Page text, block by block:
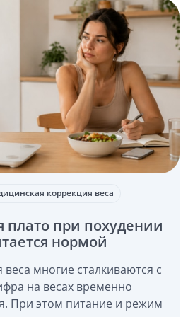
коррекция веса
плато при похудении
нормой
многие сталкиваются с
на весах временно
При этом питание и режим